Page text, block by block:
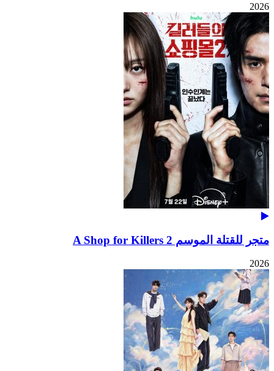
2026
متجر للقتلة الموسم 2 A Shop for Killers
2026